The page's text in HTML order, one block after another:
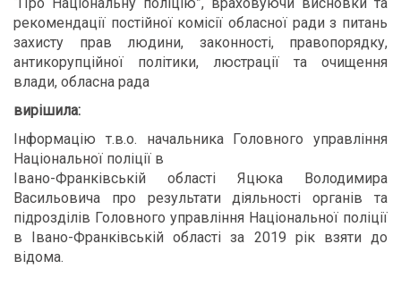
рекомендації постійної комісії обласної ради з питань
захисту прав людини, законності, правопорядку,
антикорупційної політики, люстрації та очищення
влади, обласна рада
вирішила:
Інформацію т.в.о. начальника Головного управління
Національної поліції в
Івано-Франківській області Яцюка Володимира
Васильовича про результати діяльності органів та
підрозділів Головного управління Національної поліції
в Івано-Франківській області за 2019 рік взяти до
відома.